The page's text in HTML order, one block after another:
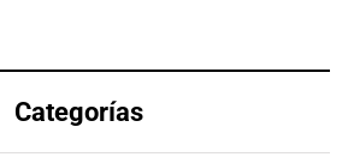
Categorías